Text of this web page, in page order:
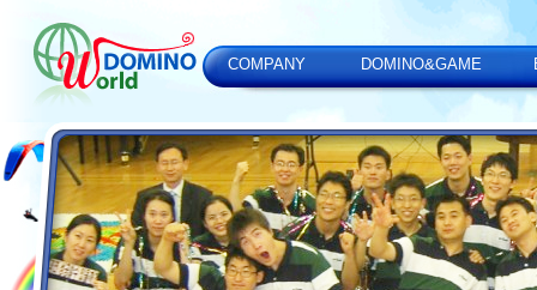
COMPANY DOMINO&GAME